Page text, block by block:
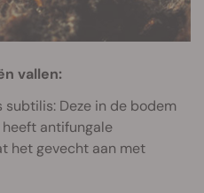
vallen:
Deze in de bodem
antifungale
het gevecht aan met